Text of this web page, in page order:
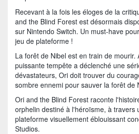
Recevant à la fois les éloges de la
and the Blind Forest est désormais
sur Nintendo Switch. Un must-have
jeu de plateforme !
La forêt de Nibel est en train de mourir.
puissante tempête a déclenché une
dévastateurs, Ori doit trouver du
sombre ennemi pour sauver la forêt de
Ori and the Blind Forest raconte
orphelin destiné à l'héroïsme, à travers
plateforme visuellement éblouissant
Studios.